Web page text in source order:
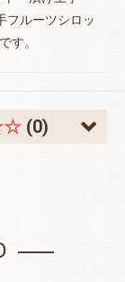
フルーツシロッ
す。
(0)